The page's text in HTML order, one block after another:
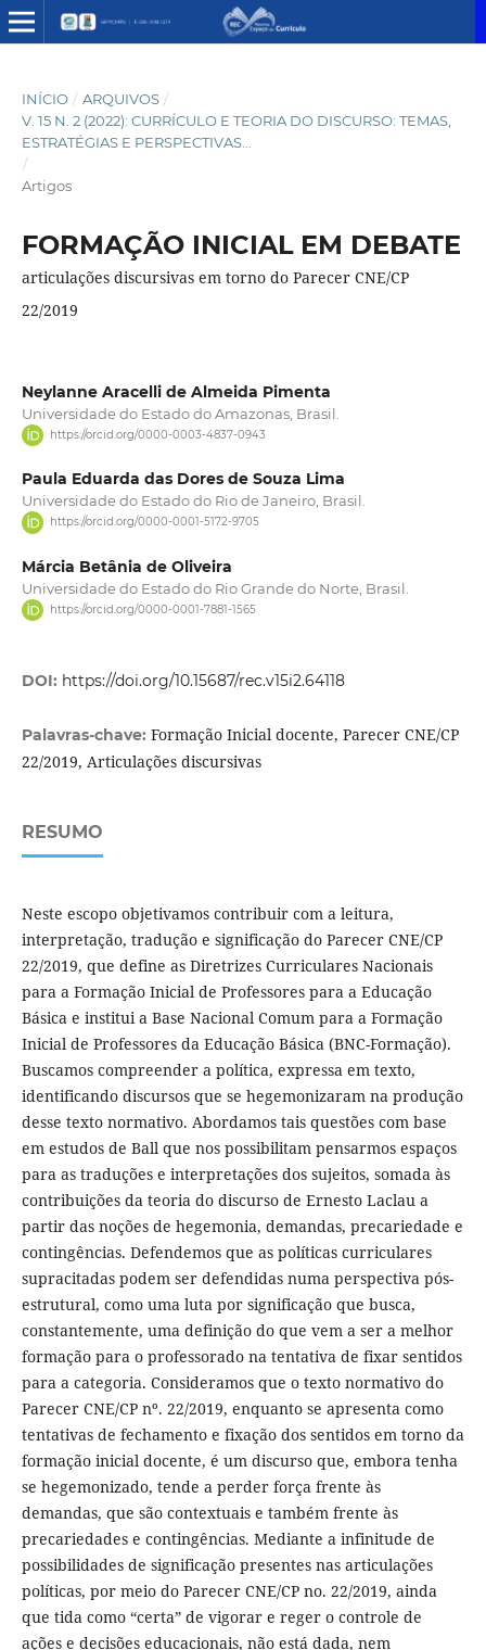
INÍCIO / ARQUIVOS /
V. 15 N. 2 (2022): CURRÍCULO E TEORIA DO DISCURSO: TEMAS,
ESTRATÉGIAS E PERSPECTIVAS...
/
Artigos
FORMAÇÃO INICIAL EM DEBATE
articulações discursivas em torno do Parecer CNE/CP
22/2019
Neylanne Aracelli de Almeida Pimenta
Universidade do Estado do Amazonas, Brasil.
https://orcid.org/0000-0003-4837-0943
Paula Eduarda das Dores de Souza Lima
Universidade do Estado do Rio de Janeiro, Brasil.
https://orcid.org/0000-0001-5172-9705
Márcia Betânia de Oliveira
Universidade do Estado do Rio Grande do Norte, Brasil.
https://orcid.org/0000-0001-7881-1565
DOI: https://doi.org/10.15687/rec.v15i2.64118
Palavras-chave: Formação Inicial docente, Parecer CNE/CP
22/2019, Articulações discursivas
RESUMO
Neste escopo objetivamos contribuir com a leitura,
interpretação, tradução e significação do Parecer CNE/CP
22/2019, que define as Diretrizes Curriculares Nacionais
para a Formação Inicial de Professores para a Educação
Básica e institui a Base Nacional Comum para a Formação
Inicial de Professores da Educação Básica (BNC-Formação).
Buscamos compreender a política, expressa em texto,
identificando discursos que se hegemonizaram na produção
desse texto normativo. Abordamos tais questões com base
em estudos de Ball que nos possibilitam pensarmos espaços
para as traduções e interpretações dos sujeitos, somada às
contribuições da teoria do discurso de Ernesto Laclau a
partir das noções de hegemonia, demandas, precariedade e
contingências. Defendemos que as políticas curriculares
supracitadas podem ser defendidas numa perspectiva pós-
estrutural, como uma luta por significação que busca,
constantemente, uma definição do que vem a ser a melhor
formação para o professorado na tentativa de fixar sentidos
para a categoria. Consideramos que o texto normativo do
Parecer CNE/CP nº. 22/2019, enquanto se apresenta como
tentativas de fechamento e fixação dos sentidos em torno da
formação inicial docente, é um discurso que, embora tenha
se hegemonizado, tende a perder força frente às
demandas, que são contextuais e também frente às
precariedades e contingências. Mediante a infinitude de
possibilidades de significação presentes nas articulações
políticas, por meio do Parecer CNE/CP no. 22/2019, ainda
que tida como “certa” de vigorar e reger o controle de
ações e decisões educacionais, não está dada, nem